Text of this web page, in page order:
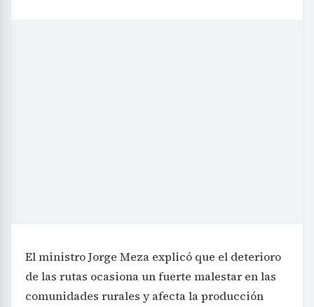
El ministro Jorge Meza explicó que el deterioro
de las rutas ocasiona un fuerte malestar en las
comunidades rurales y afecta la producción